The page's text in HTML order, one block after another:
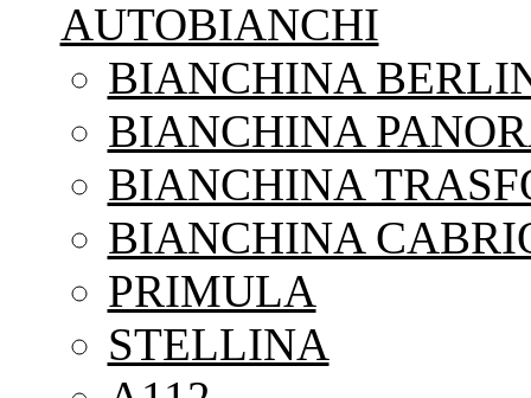
AUTOBIANCHI
BIANCHINA
BIANCHINA
BIANCHINA
BIANCHINA
PRIMULA
STELLINA